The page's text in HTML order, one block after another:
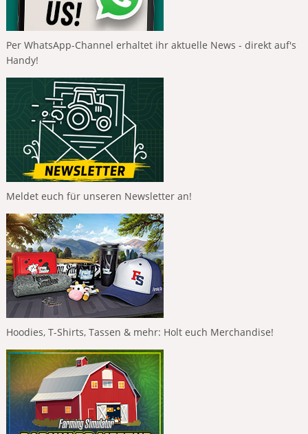
Per WhatsApp-Channel erhaltet ihr aktuelle News - direkt auf's
Handy!
Meldet euch für unseren Newsletter an!
Hoodies, T-Shirts, Tassen & mehr: Holt euch Merchandise!